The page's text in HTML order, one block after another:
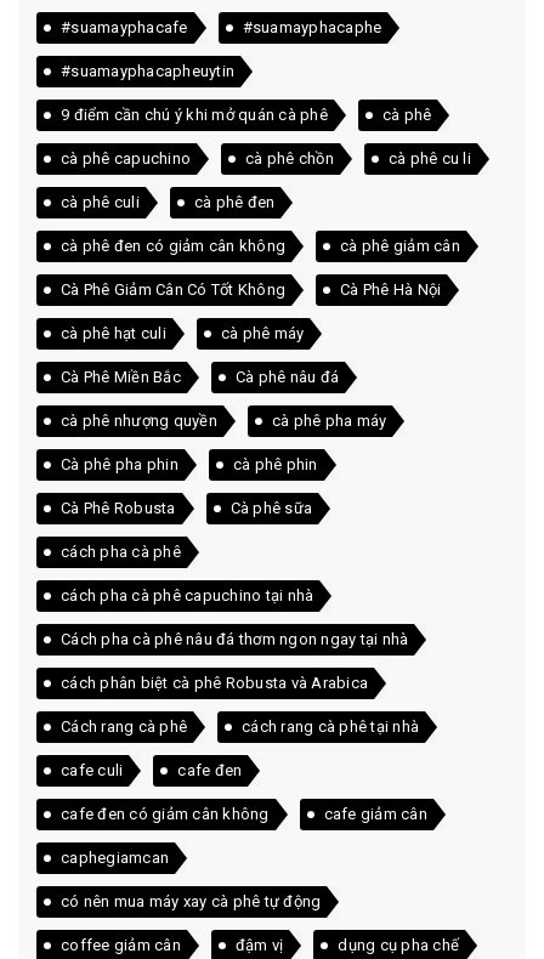
#suamayphacafe #suamayphacaphe
#suamayphacapheuytin
9 điểm cần chú ý khi mở quán cà phê cà phê
cà phê capuchino cà phê chồn cà phê cu li
cà phê culi cà phê đen
cà phê đen có giảm cân không cà phê giảm cân
Cà Phê Giảm Cân Có Tốt Không Cà Phê Hà Nội
cà phê hạt culi cà phê máy
Cà Phê Miền Bắc Cà phê nâu đá
cà phê nhượng quyền cà phê pha máy
Cà phê pha phin cà phê phin
Cà Phê Robusta Cà phê sữa
cách pha cà phê
cách pha cà phê capuchino tại nhà
Cách pha cà phê nâu đá thơm ngon ngay tại nhà
cách phân biệt cà phê Robusta và Arabica
Cách rang cà phê cách rang cà phê tại nhà
cafe culi cafe đen
cafe đen có giảm cân không cafe giảm cân
caphegiamcan
có nên mua máy xay cà phê tự động
coffee giảm cân đậm vị dụng cụ pha chế